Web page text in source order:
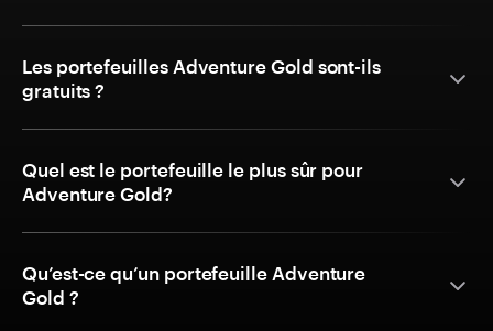
Les portefeuilles Adventure Gold sont-ils
gratuits ?
Quel est le portefeuille le plus sûr pour
Adventure Gold?
Qu’est-ce qu’un portefeuille Adventure
Gold ?